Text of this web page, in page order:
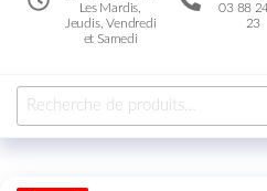
Les Mardis,
Jeudis, Vendredi
et Samedi
03 88
23